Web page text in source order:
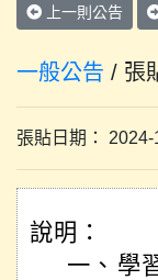
上一則公告
一般公告 / 張
張貼日期：
說明：
一、 學